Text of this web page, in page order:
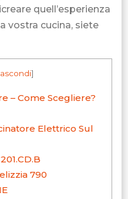
quell’esperienza
vostra cucina, siete
]
– Come Scegliere?
Elettrico Sul
790